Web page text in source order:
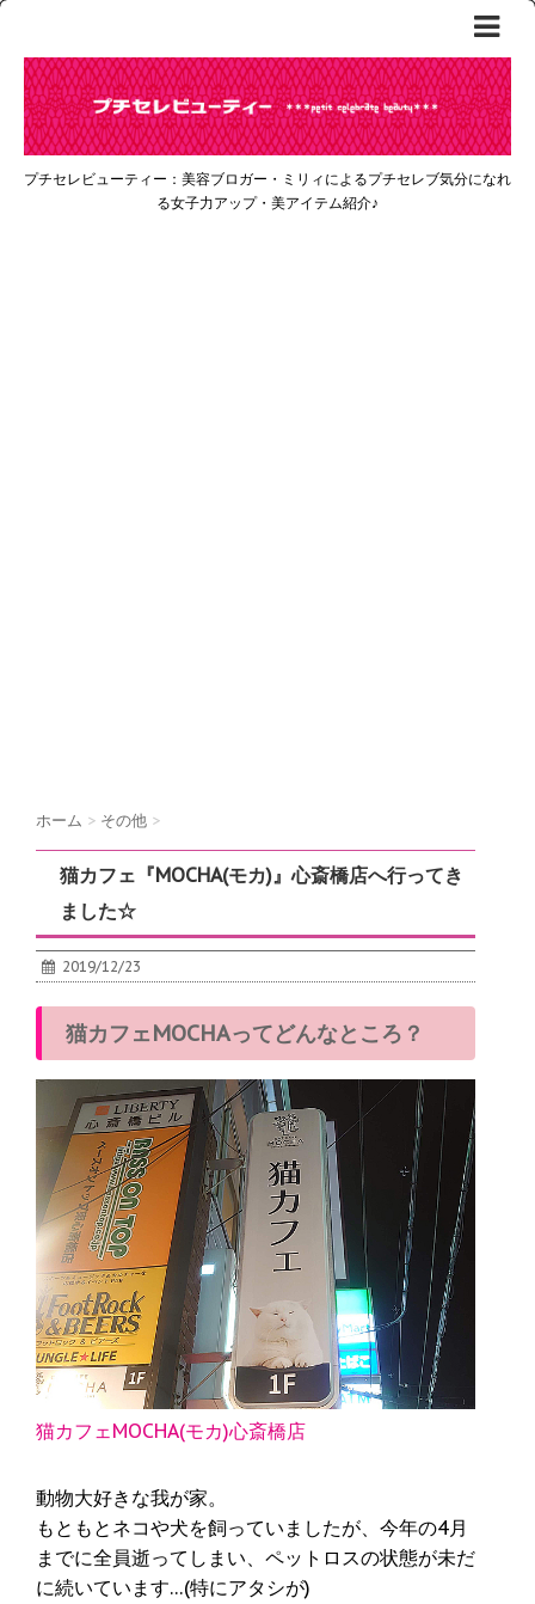
プチセレビューティー：美容ブロガー・ミリィによるプチセレブ気分になれ
る女子力アップ・美アイテム紹介♪
ホーム > その他 >
猫カフェ『MOCHA(モカ)』心斎橋店へ行ってき
ました☆
2019/12/23
猫カフェMOCHAってどんなところ？
猫カフェMOCHA(モカ)心斎橋店
動物大好きな我が家。
もともとネコや犬を飼っていましたが、今年の4月
までに全員逝ってしまい、ペットロスの状態が未だ
に続いています…(特にアタシが)